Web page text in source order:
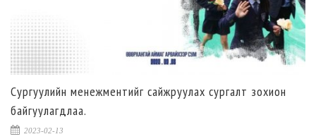
Сургуулийн менежментийг сайжруулах сургалт зохион
байгуулагдлаа.
2023-02-13